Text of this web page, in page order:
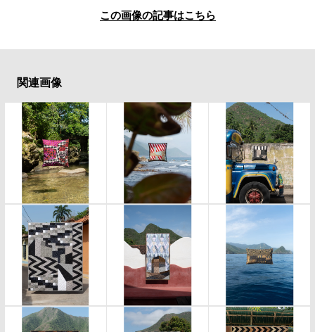
この画像の記事はこちら
関連画像